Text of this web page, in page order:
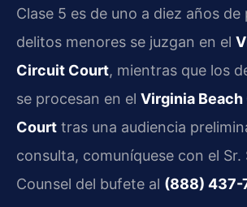
Clase 5 es de uno a diez años de
delitos menores se juzgan en el
Circuit Court, mientras que los
se procesan en el Virginia
Court tras una audiencia
consulta, comuníquese con el Sr.
Counsel del bufete al (888) 437-